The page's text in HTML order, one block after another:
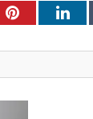
Pinterest